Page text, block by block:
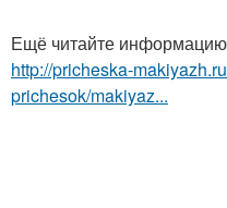
Ещё читайте
http://pricheska-
prichesok/makiyaz...